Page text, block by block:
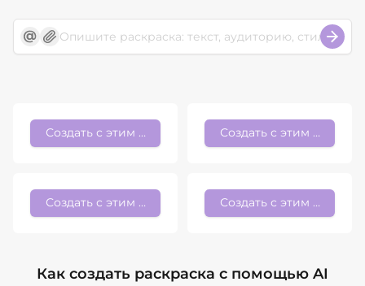
Создать с этим стилем Создать с этим стилем
Создать с этим стилем Создать с этим стилем
Как создать раскраска с помощью AI